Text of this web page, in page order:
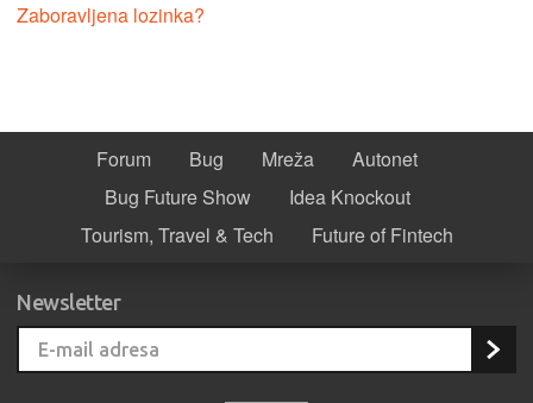
Zaboravljena lozinka?
Forum Bug Mreža
Autonet
Bug Future Show
Idea Knockout
Tourism, Travel & Tech
Future of Fintech
Newsletter